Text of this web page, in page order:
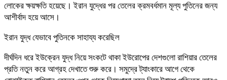
লোকের ক্ষয়ক্ষতি হয়েছে। ইরান যুদ্ধের পর তেলের ক্রমবর্ধমান মূল্য পুতিনের জন্য
আশীর্বাদ হয়ে আসে।
ইরান যুদ্ধ যেভাবে পুতিনকে সাহায্য করেছিল
দীর্ঘদিন ধরে ইউক্রেন যুদ্ধ নিয়ে সংকটে থাকা ইউরোপের দেশগুলো রাশিয়ার তেলের
প্রতি নতুন করে আগ্রহ দেখাতে শুরু করে। সমুদ্রে ট্যাংকারে আগে থেকে